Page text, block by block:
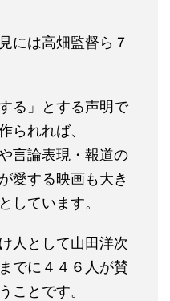
には高畑監督ら７
る」とする声明で
られれば、
言論表現・報道の
愛する映画も大き
しています。
人として山田洋次
でに４４６人が賛
ことです。